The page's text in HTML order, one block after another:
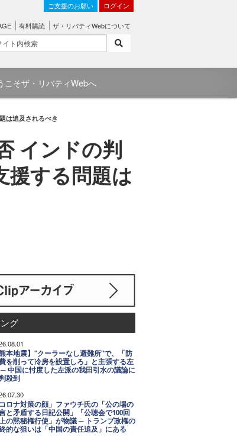
ご支援のお願い ログイン
有料購読 ザ・リバティWebについて
こそザ・リバティWebへ
は追及されるべき
インドの判
援する問題は
グ
熊本地震】"クーラーなし避難所"で、「防
を削って冷房を設置しろ」と主張する左
中国に忖度した左派の我田引水の議論に
殺到
コロナ対策の顔」ファウチ氏の「公の場の
と矛盾する日記公開」「公聴会で100回
の黙秘権行使」が物議 ─ トランプ政権の
的な狙いは「中国の責任追及」にある